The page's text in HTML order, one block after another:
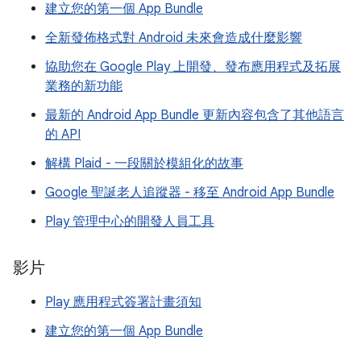
建立您的第一個 App Bundle
全新發佈格式對 Android 未來會造成什麼影響
協助您在 Google Play 上開發、發布應用程式及拓展
業務的新功能
最新的 Android App Bundle 更新內容包含了其他語言
的 API
解構 Plaid - 一段關於模組化的故事
Google 聖誕老人追蹤器 - 移至 Android App Bundle
Play 管理中心的開發人員工具
影片
Play 應用程式簽署計畫須知
建立您的第一個 App Bundle